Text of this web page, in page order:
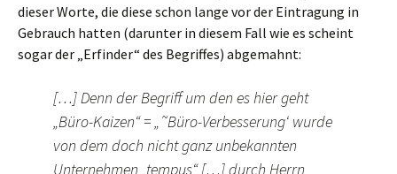
dieser Worte, die diese schon lange vor der Eintragung in
Gebrauch hatten (darunter in diesem Fall wie es scheint
sogar der „Erfinder“ des Begriffes) abgemahnt:
[…] Denn der Begriff um den es hier geht
„Büro-Kaizen“ = „˜Büro-Verbesserung‘ wurde
von dem doch nicht ganz unbekannten
Unternehmen „tempus“ […] durch Herrn